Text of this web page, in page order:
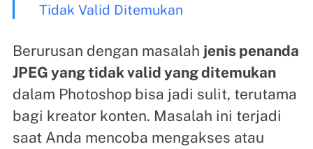
Tidak Valid Ditemukan
Berurusan dengan masalah jenis penanda
JPEG yang tidak valid yang ditemukan
dalam Photoshop bisa jadi sulit, terutama
bagi kreator konten. Masalah ini terjadi
saat Anda mencoba mengakses atau